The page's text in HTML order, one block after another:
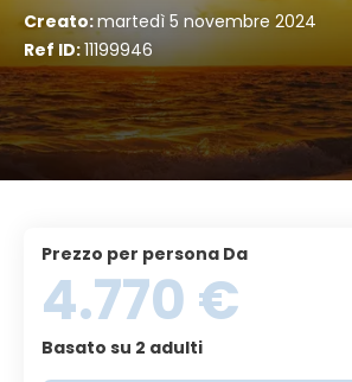
Creato:martedì 5 novembre 2024
Ref ID:11199946
Prezzo per persona Da
4.770 €
Basato su 2 adulti